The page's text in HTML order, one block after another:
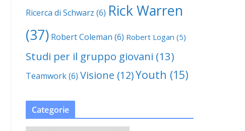
Ricerca di Schwarz (6) Rick Warren
(37) Robert Coleman (6) Robert Logan (5)
Studi per il gruppo giovani (13)
Teamwork(6) Visione (12)Youth (15)
Categorie